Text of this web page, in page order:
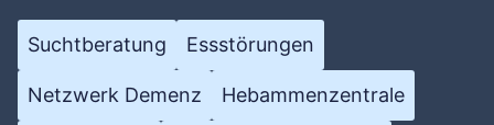
Suchtberatung Essstörungen
Netzwerk Demenz Hebammenzentrale